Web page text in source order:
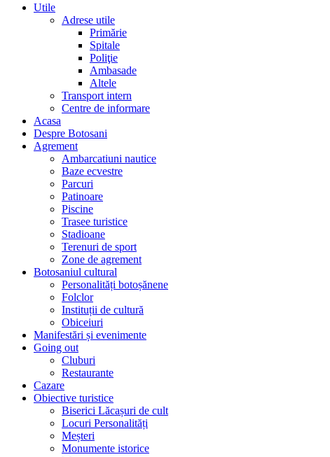
Utile
Adrese utile
Primărie
Spitale
Poliţie
Ambasade
Altele
Transport intern
Centre de informare
Acasa
Despre Botosani
Agrement
Ambarcatiuni nautice
Baze ecvestre
Parcuri
Patinoare
Piscine
Trasee turistice
Stadioane
Terenuri de sport
Zone de agrement
Botosaniul cultural
Personalități botoșănene
Folclor
Instituții de cultură
Obiceiuri
Manifestări și evenimente
Going out
Cluburi
Restaurante
Cazare
Obiective turistice
Biserici Lăcașuri de cult
Locuri Personalități
Meșteri
Monumente istorice